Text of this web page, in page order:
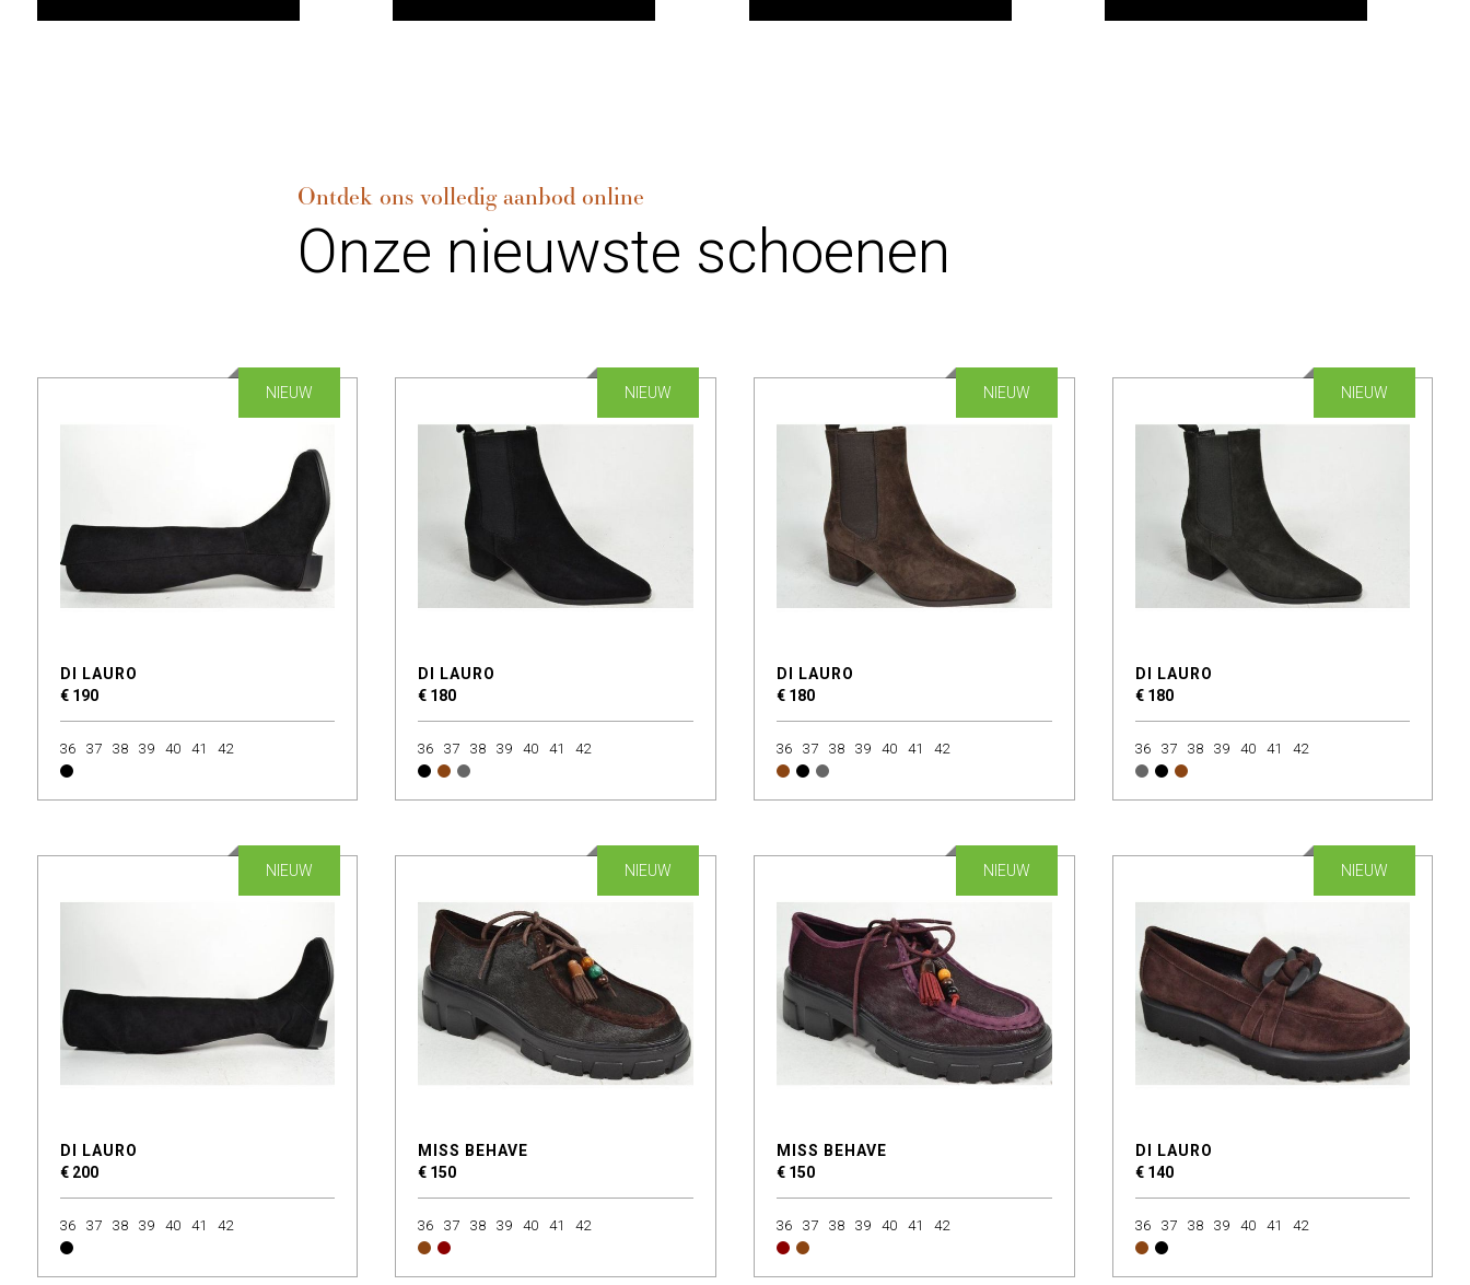
Ontdek ons volledig aanbod online
Onze nieuwste schoenen
DI LAURO
€ 190
NIEUW
36 37 38 39 40 41 42
DI LAURO
€ 180
NIEUW
36 37 38 39 40 41 42
DI LAURO
€ 180
NIEUW
36 37 38 39 40 41 42
DI LAURO
€ 180
NIEUW
36 37 38 39 40 41 42
DI LAURO
€ 200
NIEUW
36 37 38 39 40 41 42
MISS BEHAVE
€ 150
NIEUW
36 37 38 39 40 41 42
MISS BEHAVE
€ 150
NIEUW
36 37 38 39 40 41 42
DI LAURO
€ 140
NIEUW
36 37 38 39 40 41 42